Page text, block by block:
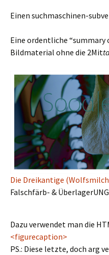
Einen suchmaschinen-
Eine ordentliche “summary
Bildmaterial ohne die 2Mit
Die Dreikantige
Falschfärb- &
Dazu verwendet man die
<figurecaption>
PS.: Diese letzte, doch arg